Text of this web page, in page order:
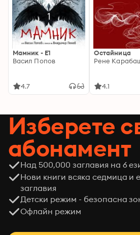
Мамник - E1
Васил Попов
4.7
Остайница
Рене
4.1
Изберете
абонамент
Над 500,000 заглавия на 6
Нови книги всяка седмица и
заглавия
Детски режим - безопасна
Офлайн режим